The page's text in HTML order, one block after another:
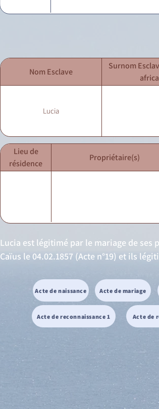
Nom Esclave
Surnom
Lucia
Lieu de
résidence
Propriétaire(s)
Lucia est légitimé par le mariage de ses
Caïus le 04.02.1857 (Acte n°19) et ils
Acte de naissance Acte de mariage
Acte de reconnaissance 1 Acte de